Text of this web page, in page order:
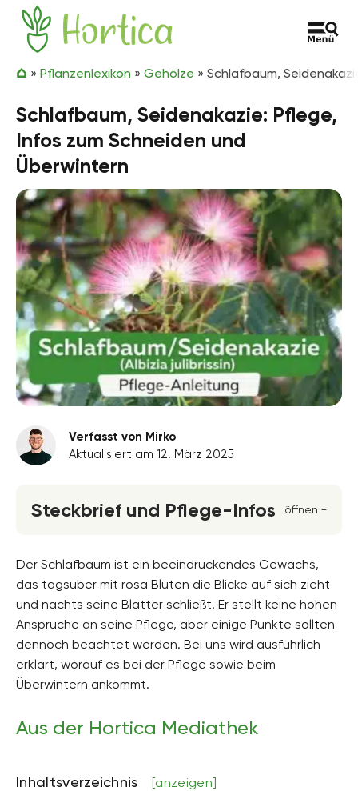
Zum Inhalt springen
Hortica
» Pflanzenlexikon » Gehölze » Schlafbaum,
Schlafbaum, Seidenakazie: Pflege,
Infos zum Schneiden und
Überwintern
Verfasst von Mirko
Aktualisiert am 12. März 2025
Steckbrief und Pflege-Infos öffnen +
rosa, weiss
Standort
Halbschatten, Sonnig, Vollsonne
Blütezeit
Wuchsform
Der Schlafbaum ist ein beeindruckendes Gewächs,
das tagsüber mit rosa Blüten die Blicke auf sich zieht
und nachts seine Blätter schließt. Er stellt keine hohen
Ansprüche an seine Pflege, aber einige Punkte sollten
dennoch beachtet werden. Bei uns wird ausführlich
erklärt, worauf es bei der Pflege sowie beim
Überwintern ankommt.
Aus der Hortica Mediathek
Inhaltsverzeichnis [anzeigen]